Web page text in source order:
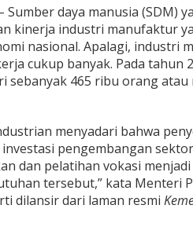
– Sumber daya manusia
kinerja industri manufaktur
nasional. Apalagi, industri
cukup banyak. Pada tahun
sebanyak 465 ribu orang
menyadari bahwa
pengembangan
dan pelatihan vokasi
tersebut,” kata Menteri
dilansir dari laman resmi